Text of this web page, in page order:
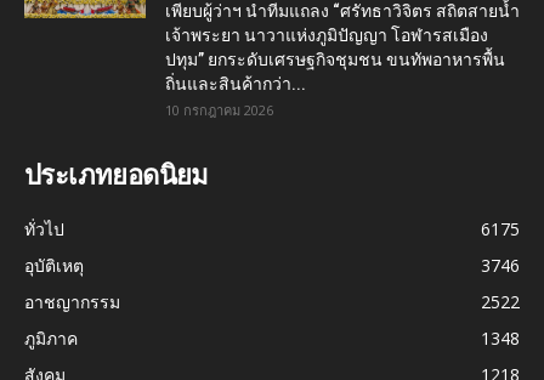
เพียบผู้ว่าฯ นำทีมแถลง “ศรัทธาวิจิตร สถิตสายน้ำ
เจ้าพระยา นาวาแห่งภูมิปัญญา โอฬารสเมือง
ปทุม” ยกระดับเศรษฐกิจชุมชน ขนทัพอาหารพื้น
ถิ่นและสินค้ากว่า...
10 กรกฎาคม 2026
ประเภทยอดนิยม
ทั่วไป
6175
อุบัติเหตุ
3746
อาชญากรรม
2522
ภูมิภาค
1348
สังคม
1218